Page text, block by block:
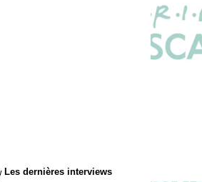
Les dernières interviews